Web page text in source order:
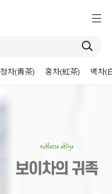
청차(靑茶) 홍차(紅茶) 백차(